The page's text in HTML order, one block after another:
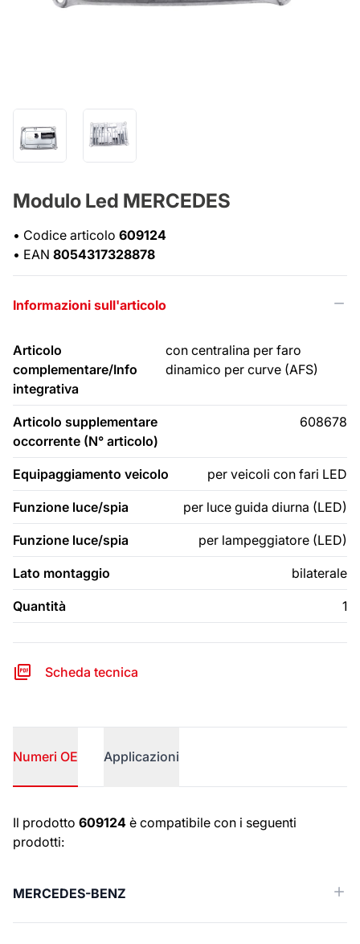
Modulo Led MERCEDES
• Codice articolo 609124
• EAN 8054317328878
Informazioni sull'articolo
Articolo
complementare/Info
integrativa
con centralina per faro
dinamico per curve (AFS)
Articolo supplementare
occorrente (N° articolo)
608678
Equipaggiamento veicolo per veicoli con fari LED
Funzione luce/spia per luce guida diurna (LED)
Funzione luce/spia per lampeggiatore (LED)
Lato montaggio bilaterale
Quantità 1
Scheda tecnica
Numeri OE Applicazioni
Numeri OE
Il prodotto 609124 è compatibile con i seguenti
prodotti:
MERCEDES-BENZ